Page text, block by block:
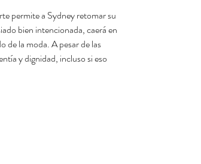
permite a Sydney retomar su
bien intencionada, caerá en
de la moda. A pesar de las
y dignidad, incluso si eso